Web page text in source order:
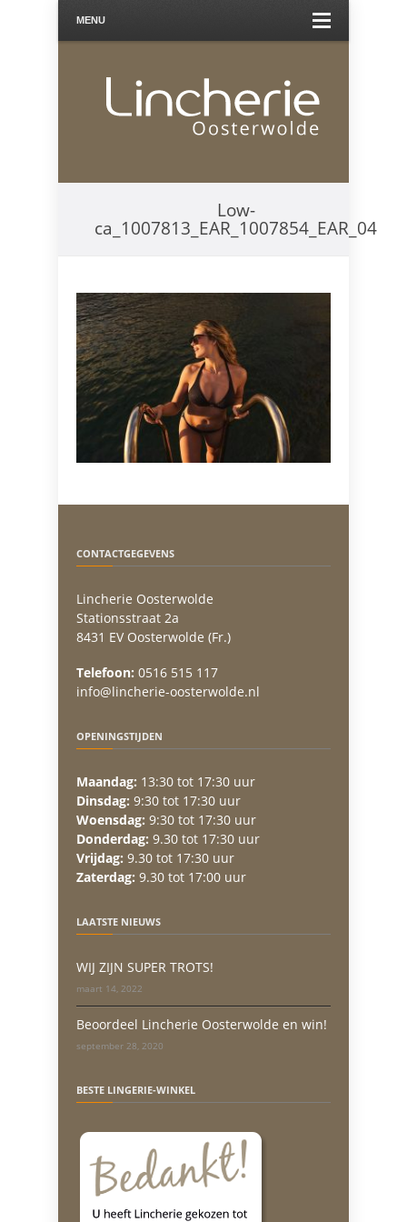
MENU
Low-
ca_1007813_EAR_1007854_EAR_04
CONTACTGEGEVENS
Lincherie Oosterwolde
Stationsstraat 2a
8431 EV Oosterwolde (Fr.)
Telefoon: 0516 515 117
info@lincherie-oosterwolde.nl
OPENINGSTIJDEN
Maandag: 13:30 tot 17:30 uur
Dinsdag: 9:30 tot 17:30 uur
Woensdag: 9:30 tot 17:30 uur
Donderdag: 9.30 tot 17:30 uur
Vrijdag: 9.30 tot 17:30 uur
Zaterdag: 9.30 tot 17:00 uur
LAATSTE NIEUWS
WIJ ZIJN SUPER TROTS!
maart 14, 2022
Beoordeel Lincherie Oosterwolde en win!
september 28, 2020
BESTE LINGERIE-WINKEL